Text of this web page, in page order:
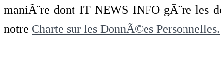
maniÃ¨re dont IT NEWS INFO gÃ¨re les
notre Charte sur les DonnÃ©es Personnelles.